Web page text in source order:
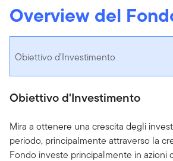
Overview del
Obiettivo d'Investimento
Obiettivo d'Investimento
Mira a ottenere una crescita degli
periodo, principalmente attraverso la
Fondo investe principalmente in azioni